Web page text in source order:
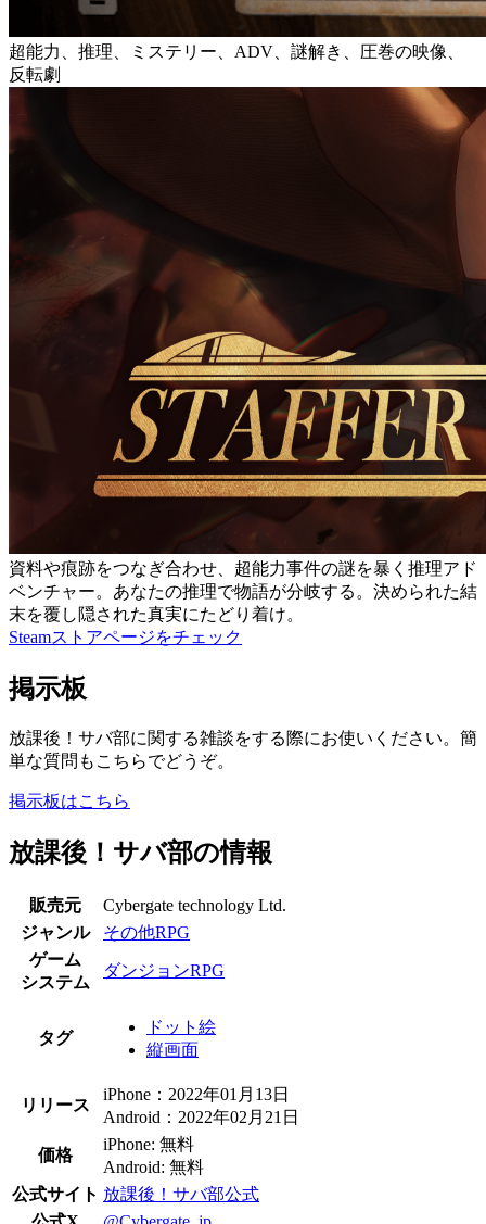
超能力、推理、ミステリー、ADV、謎解き、圧巻の映像、
反転劇
資料や痕跡をつなぎ合わせ、超能力事件の謎を暴く推理アド
ベンチャー。あなたの推理で物語が分岐する。決められた結
末を覆し隠された真実にたどり着け。
Steamストアページをチェック
掲示板
放課後！サバ部に関する雑談をする際にお使いください。簡
単な質問もこちらでどうぞ。
掲示板はこちら
放課後！サバ部の情報
販売元
Cybergate technology Ltd.
ジャンル
その他RPG
ゲーム
システム
ダンジョンRPG
タグ
ドット絵
縦画面
リリース
iPhone：2022年01月13日
Android：2022年02月21日
価格
iPhone: 無料
Android: 無料
公式サイト 放課後！サバ部公式